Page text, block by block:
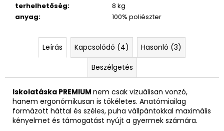
terhelhetőség:
8 kg
anyag: 100% poliészter
Leírás Kapcsolódó (4)
Hasonló (3)
Beszélgetés
Iskolatáska PREMIUM nem csak vizuálisan vonzó,
hanem ergonómikusan is tökéletes. Anatómiailag
formázott háttal és széles, puha vállpántokkal maximális
kényelmet és támogatást nyújt a gyermek számára.